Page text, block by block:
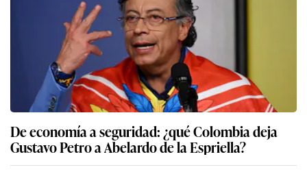
De economía a seguridad: ¿qué Colombia deja
Gustavo Petro a Abelardo de la Espriella?